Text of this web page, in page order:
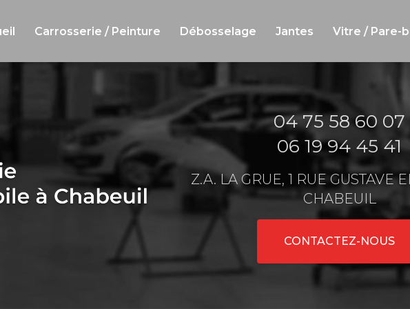
Carrosserie / Peinture Débosselage Jantes Vitre / Pare-
04 75 58 60 07
06 19 94 45 41
Z.A. LA GRUE, 1 RUE GUSTAVE
CHABEUIL
CONTACTEZ-NOUS